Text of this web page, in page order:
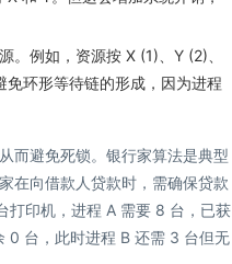
例如，资源按 X (1)、Y (2)、
环形等待链的形成，因为进程
而避免死锁。银行家算法是典型
在向借款人贷款时，需确保贷款
打印机，进程 A 需要 8 台，已获
0 台，此时进程 B 还需 3 台但无